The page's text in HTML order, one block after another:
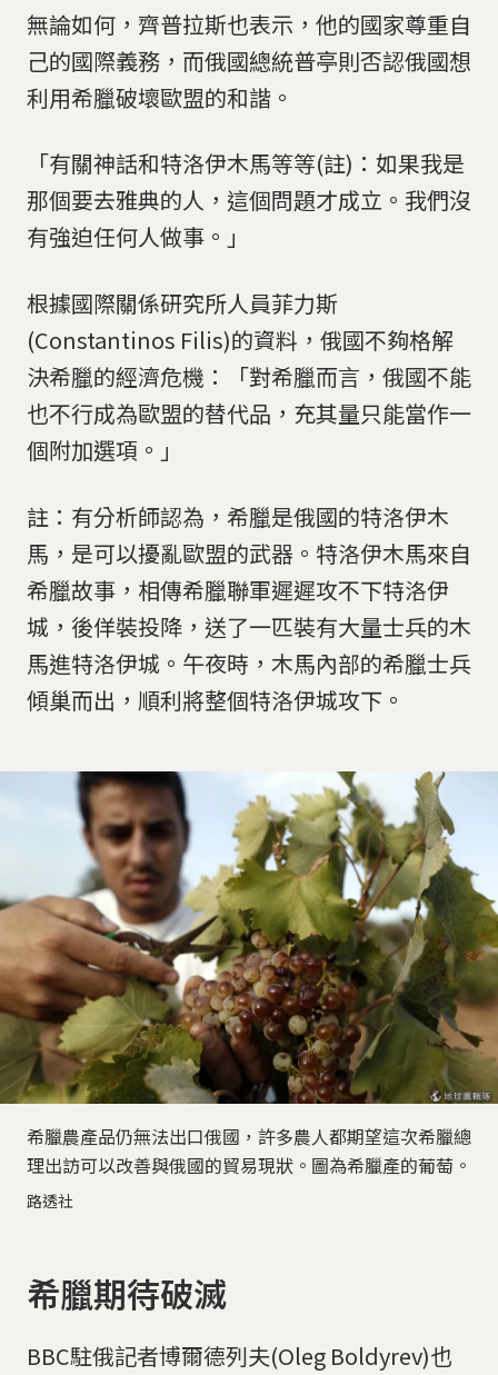
無論如何，齊普拉斯也表示，他的國家尊重自
己的國際義務，而俄國總統普亭則否認俄國想
利用希臘破壞歐盟的和諧。
「有關神話和特洛伊木馬等等(註)：如果我是
那個要去雅典的人，這個問題才成立。我們沒
有強迫任何人做事。」
根據國際關係研究所人員菲力斯
(Constantinos Filis)的資料，俄國不夠格解
決希臘的經濟危機：「對希臘而言，俄國不能
也不行成為歐盟的替代品，充其量只能當作一
個附加選項。」
註：有分析師認為，希臘是俄國的特洛伊木
馬，是可以擾亂歐盟的武器。特洛伊木馬來自
希臘故事，相傳希臘聯軍遲遲攻不下特洛伊
城，後佯裝投降，送了一匹裝有大量士兵的木
馬進特洛伊城。午夜時，木馬內部的希臘士兵
傾巢而出，順利將整個特洛伊城攻下。
希臘農產品仍無法出口俄國，許多農人都期望這次希臘總
理出訪可以改善與俄國的貿易現狀。圖為希臘產的葡萄。
路透社
希臘期待破滅
BBC駐俄記者博爾德列夫(Oleg Boldyrev)也